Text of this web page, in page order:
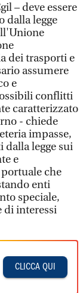
– deve essere
dalla legge
dei trasporti e
assumere
e
conflitti
caratterizzato
- chiede
impasse,
legge sui
e
che
enti
speciale,
di interessi
CLICCA QUI